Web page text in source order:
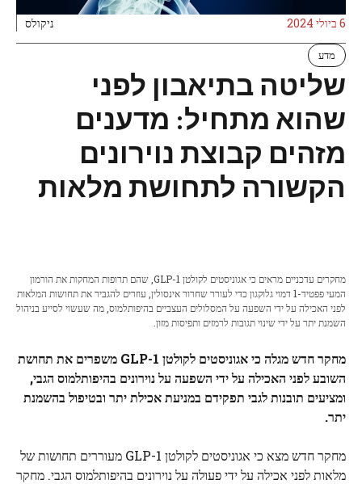
6 ביולי 2024 ניקולס
מדע
שליטה בתיאבון לפני
שהוא מתחיל: מדענים
מזהים קבוצת נוירונים
הקשורה לתחושת מלאות
מחקרים עדכניים מראים כי אגוניסטים לקולטן GLP-1, שהם תרופות המחקות את הורמון
המעי פפטיד-1 דמוי גלוקגון כדי לעורר שחרור אינסולין, עוזרים להגביר את תחושות המלאות
לפני האכילה על ידי השפעה על המסלולים העצביים בהיפותלמוס, מה שעשוי לסייע בניהול
השמנת יתר על ידי שינוי תגובות לרמזים ותפיסות מזון.
מחקר חדש מגלה כי אגוניסטים לקולטן GLP-1 משפרים את תחושת
השובע לפני האכילה על ידי השפעה על נוירונים בהיפותלמוס הגבי,
ומציעים תובנות לגבי תפקידם במניעת אכילת יתר ובטיפול בהשמנת
יתר.
מחקר חדש מצא כי אגוניסטים לקולטן GLP-1 מעוררים תחושות של
מלאות לפני אכילה על ידי פעולה על נוירונים בהיפותלמוס הגבי. מחקר